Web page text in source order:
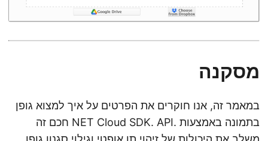
מסקנה
במאמר זה, אנו חוקרים את הפרטים על איך למצוא גופן
בתמונה באמצעות .NET Cloud SDK. API חכם זה